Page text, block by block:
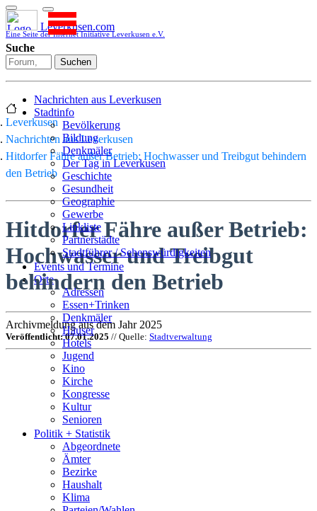
Leverkusen.com
Eine Seite der Internet Initiative Leverkusen e.V.
Suche
Suchen
Nachrichten aus Leverkusen
Stadtinfo
Bevölkerung
Bildung
Denkmäler
Der Tag in Leverkusen
Geschichte
Gesundheit
Geographie
Gewerbe
Linkliste
Partnerstädte
Stadtführer / Sehenswürdigkeiten
Stadtplan
Stadtteile
Sport
Who is who
Wohnen
Events und Termine
Orte
Adressen
Essen+Trinken
Denkmäler
Häuser
Hotels
Jugend
Kino
Kirche
Kongresse
Kultur
Senioren
Stadtführer
Straßen
Politik + Statistik
Abgeordnete
Ämter
Bezirke
Haushalt
Klima
Leverkusen
Nachrichten aus Leverkusen
Hitdorfer Fähre außer Betrieb: Hochwasser und Treibgut behindern
den Betrieb
Hitdorfer Fähre außer Betrieb:
Hochwasser und Treibgut
behindern den Betrieb
Archivmeldung aus dem Jahr 2025
Veröffentlicht: 07.01.2025 // Quelle: Stadtverwaltung